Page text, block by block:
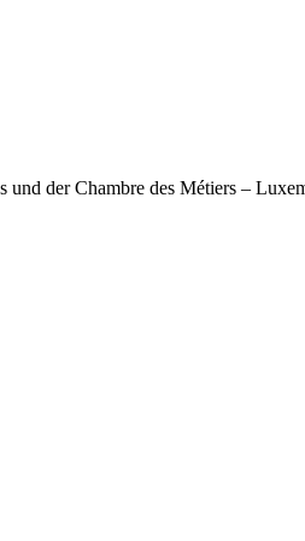
und der Chambre des Métiers –